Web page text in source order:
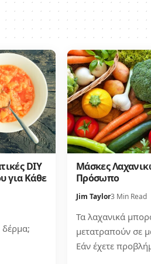
DIY
για Κάθε
δέρμα;
Μάσκες
Πρόσωπο
Jim Taylor3 Min Read
Τα λαχανικά
μετατραπούν σε
Εάν έχετε